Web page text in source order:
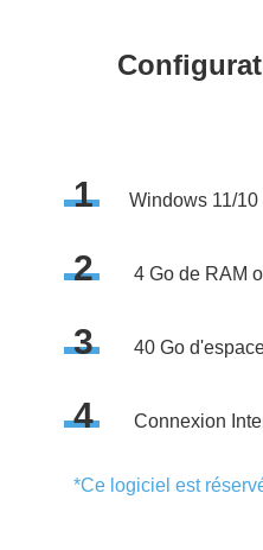
1 Windows 11/10
2 4 Go de RAM
3 40 Go
4 Connexion
*Ce logiciel est